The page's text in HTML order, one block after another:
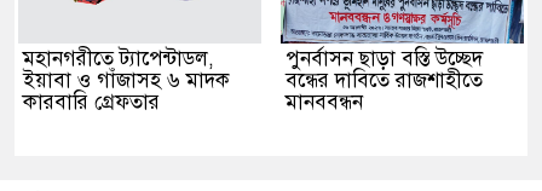
মহানগরীতে ট্যাপেন্টাডল,
ইয়াবা ও গাঁজাসহ ৬ মাদক
কারবারি গ্রেফতার
পুনর্বাসন ছাড়া বস্তি উচ্ছেদ
বন্ধের দাবিতে রাজশাহীতে
মানববন্ধন